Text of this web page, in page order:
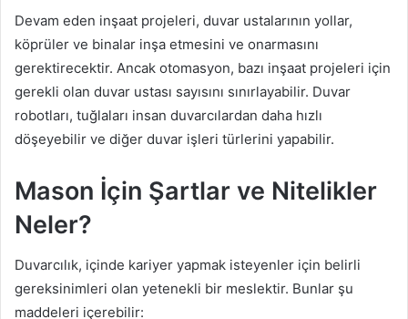
Devam eden inşaat projeleri, duvar ustalarının yollar,
köprüler ve binalar inşa etmesini ve onarmasını
gerektirecektir. Ancak otomasyon, bazı inşaat projeleri için
gerekli olan duvar ustası sayısını sınırlayabilir. Duvar
robotları, tuğlaları insan duvarcılardan daha hızlı
döşeyebilir ve diğer duvar işleri türlerini yapabilir.
Mason İçin Şartlar ve Nitelikler
Neler?
Duvarcılık, içinde kariyer yapmak isteyenler için belirli
gereksinimleri olan yetenekli bir meslektir. Bunlar şu
maddeleri içerebilir: